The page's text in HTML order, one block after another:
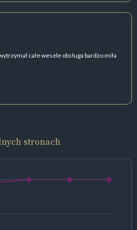
całe wesele obsługa bardzo miła
stronach